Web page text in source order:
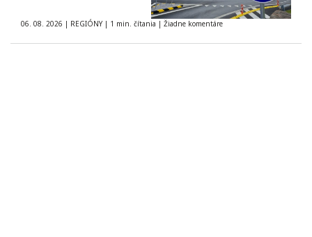
06. 08. 2026 | REGIÓNY | 1 min. čítania | Žiadne komentáre